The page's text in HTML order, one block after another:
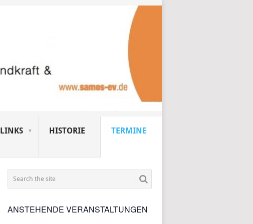
LINKS HISTORIE TERMINE
ANSTEHENDE VERANSTALTUNGEN